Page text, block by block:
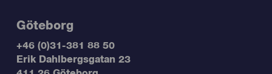
Göteborg
+46 (0)31-381 88 50
Erik Dahlbergsgatan 23